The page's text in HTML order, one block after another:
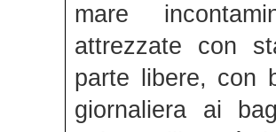
mare
attrezzate con
parte libere, con
giornaliera ai